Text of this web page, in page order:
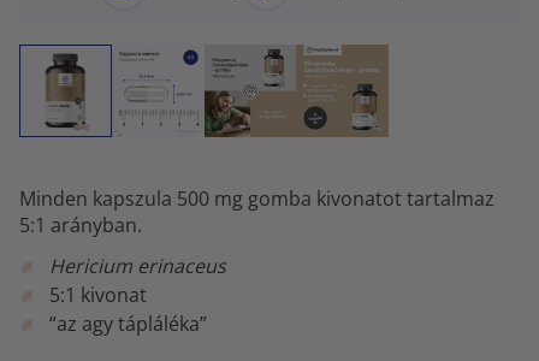
Minden kapszula 500 mg gomba kivonatot tartalmaz
5:1 arányban.
Hericium erinaceus
5:1 kivonat
“az agy tápláléka”